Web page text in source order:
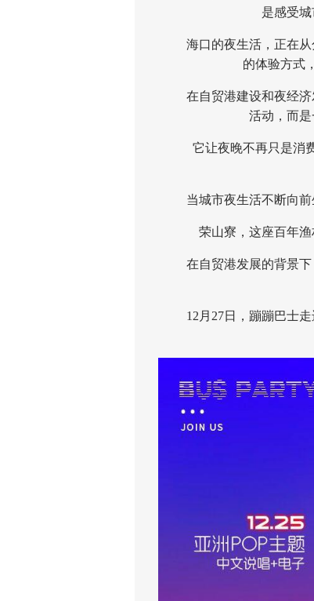
是感受
海口的夜生活，正在从
的体验方式
在自贸港建设和夜经济
活动，而是
它让夜晚不再只是消费
当城市夜生活不断向前
荣山寮，这座百年渔
在自贸港发展的背景下
12月27日，蹦蹦巴士走